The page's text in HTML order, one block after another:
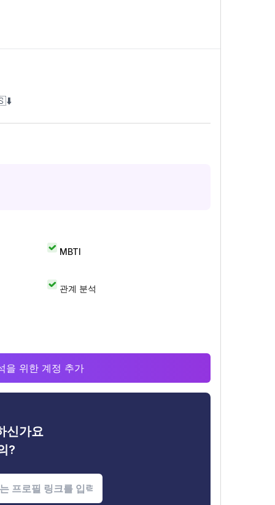
MBTI
관계 분석
을 위한 계정 추가
신가요
?